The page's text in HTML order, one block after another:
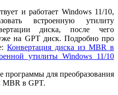
и работает Windows 11/10,
встроенную утилиту
диска, после чего
на GPT диск. Подробно про
Конвертация диска из MBR в
утилиты Windows 11/10
программы для преобразования
MBR в GPT.